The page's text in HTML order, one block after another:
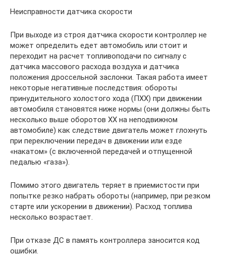
Неисправности датчика скорости
При выходе из строя датчика скорости контроллер не
может определить едет автомобиль или стоит и
переходит на расчет топливоподачи по сигналу с
датчика массового расхода воздуха и датчика
положения дроссельной заслонки. Такая работа имеет
некоторые негативные последствия: обороты
принудительного холостого хода (ПХХ) при движении
автомобиля становятся ниже нормы (они должны быть
несколько выше оборотов ХХ на неподвижном
автомобиле) как следствие двигатель может глохнуть
при переключении передач в движении или езде
«накатом» (с включенной передачей и отпущенной
педалью «газа»).
Помимо этого двигатель теряет в приемистости при
попытке резко набрать обороты (например, при резком
старте или ускорении в движении). Расход топлива
несколько возрастает.
При отказе ДС в память контроллера заносится код
ошибки.